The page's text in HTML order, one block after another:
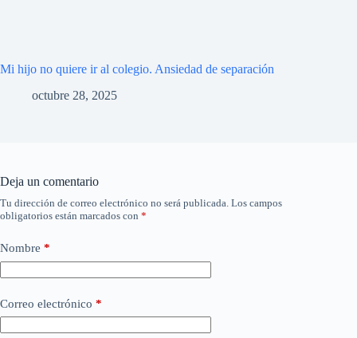
Mi hijo no quiere ir al colegio. Ansiedad de separación
octubre 28, 2025
Deja un comentario
Tu dirección de correo electrónico no será publicada. Los campos
obligatorios están marcados con *
Nombre *
Correo electrónico *